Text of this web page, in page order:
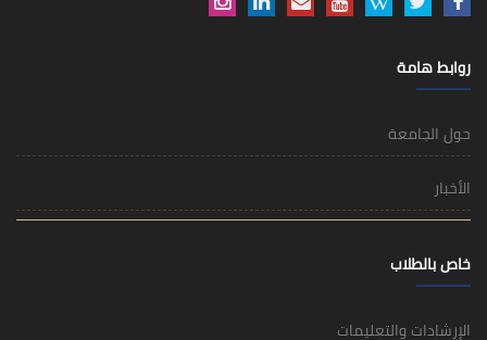
روابط هامة
حول الجامعة
الأخبار
خاص بالطلاب
الإرشادات والتعليمات